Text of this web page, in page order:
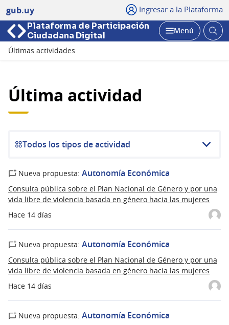
gub.uy Ingresar a la Plataforma
Plataforma de Participación
Ciudadana Digital
Abrir
Menú
Últimas actividades
Última actividad
Todos los tipos de actividad
Hace 14 días
Nueva propuesta: Autonomía Económica
Consulta pública sobre el Plan Nacional de Género y por una
vida libre de violencia basada en género hacia las mujeres
Hace 14 días
Nueva propuesta: Autonomía Económica
Consulta pública sobre el Plan Nacional de Género y por una
vida libre de violencia basada en género hacia las mujeres
Nueva propuesta: Autonomía Económica